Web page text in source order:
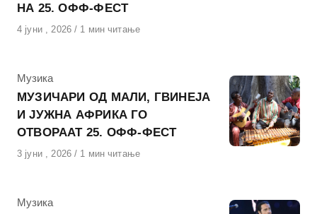
НА 25. ОФФ-ФЕСТ
Објавено
4 јуни , 2026 1 мин читање
КАтегорија
Музика
МУЗИЧАРИ ОД МАЛИ, ГВИНЕЈА
И ЈУЖНА АФРИКА ГО
ОТВОРААТ 25. ОФФ-ФЕСТ
Објавено
3 јуни , 2026 1 мин читање
КАтегорија
Музика